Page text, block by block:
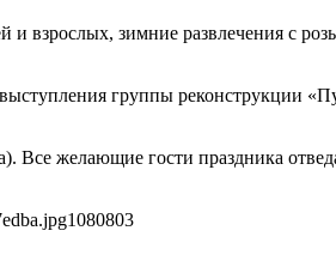
и взрослых, зимние развлечения с
группы реконструкции
Все желающие гости праздника
1080803